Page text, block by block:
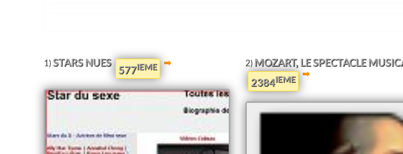
1) STARS NUES
577IEME 2) MOZART, LE SPECTACLE
2384IEME